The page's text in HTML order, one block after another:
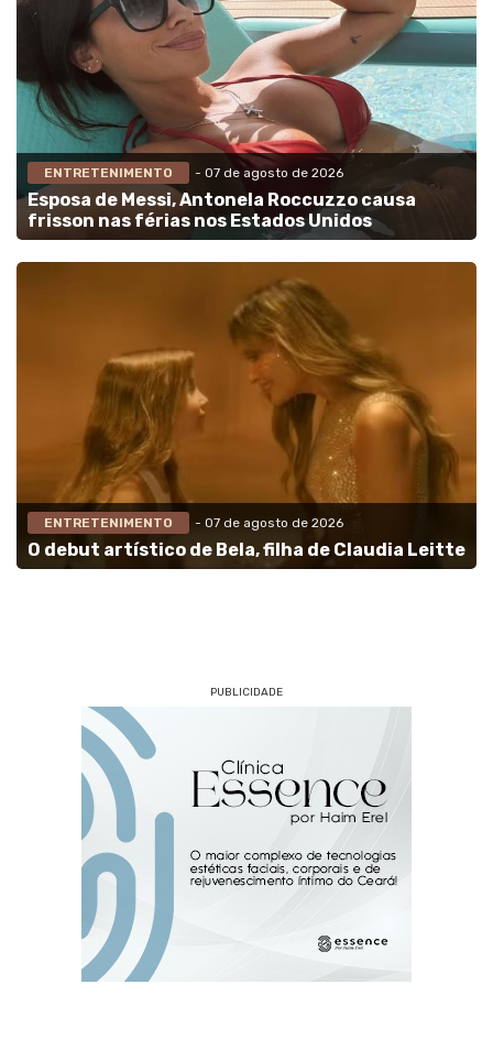
ENTRETENIMENTO - 07 de agosto de 2026
Esposa de Messi, Antonela Roccuzzo causa
frisson nas férias nos Estados Unidos
ENTRETENIMENTO - 07 de agosto de 2026
O debut artístico de Bela, filha de Claudia Leitte
PUBLICIDADE